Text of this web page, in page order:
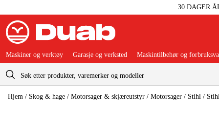
30 DAGER
Handlevogn
Maskiner og verktøy Garasje og verksted Maskintilbehør og
Hjem / Skog & hage / Motorsager & skjæreutstyr / Motorsager / Stihl /